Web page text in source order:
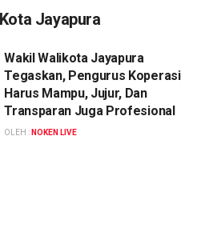
Jayapura
Wakil Walikota Jayapura
Tegaskan, Pengurus Koperasi
Harus Mampu, Jujur, Dan
Transparan Juga Profesional
OLEH : NOKEN LIVE